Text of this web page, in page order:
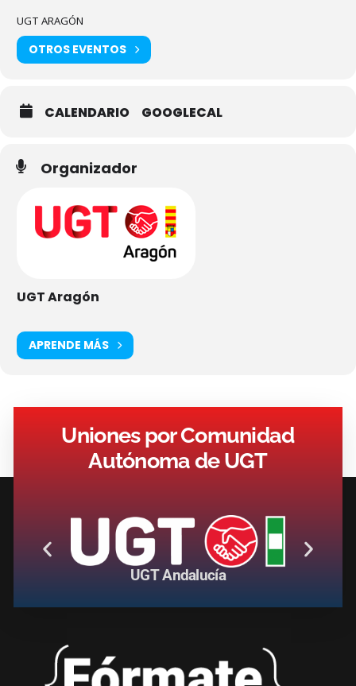
UGT ARAGÓN
OTROS EVENTOS
CALENDARIO GOOGLECAL
Organizador
UGT Aragón
APRENDE MÁS
Uniones por Comunidad
Autónoma de UGT
UGT Andalucía